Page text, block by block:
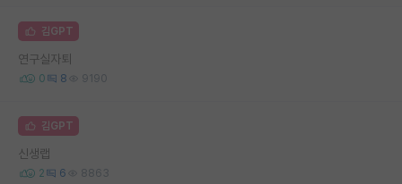
김GPT
연구실자퇴
0 8 9190
김GPT
신생랩
2 6 8863